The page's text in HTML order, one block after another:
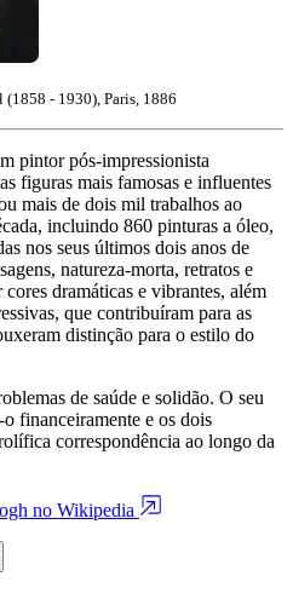
(1858 - 1930), Paris, 1886
pintor pós-impressionista
figuras mais famosas e influentes
mais de dois mil trabalhos ao
incluindo 860 pinturas a óleo,
nos seus últimos dois anos de
natureza-morta, retratos e
dramáticas e vibrantes, além
que contribuíram para as
distinção para o estilo do
de saúde e solidão. O seu
financeiramente e os dois
correspondência ao longo da
no Wikipedia